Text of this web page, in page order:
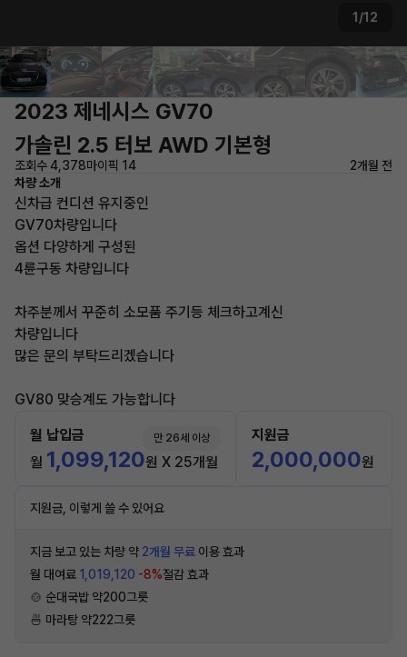
1/12
2023 제네시스 GV70
가솔린 2.5 터보 AWD 기본형
조회수 4,378마이픽 14
2개월 전
차량 소개
신차급 컨디션 유지중인
GV70차량입니다
옵션 다양하게 구성된
4륜구동 차량입니다
차주분께서 꾸준히 소모품 주기등 체크하고계신
차량입니다
많은 문의 부탁드리겠습니다
GV80 맞승계도 가능합니다
월 납입금 만 26세 이상
월 1,099,120원 X 25개월
지원금
2,000,000원
지원금, 이렇게 쓸 수 있어요
지금 보고 있는 차량 약 2개월 무료 이용 효과
월 대여료 1,019,120 -8%절감 효과
🍲 순대국밥 약200그릇
🍜 마라탕 약222그릇